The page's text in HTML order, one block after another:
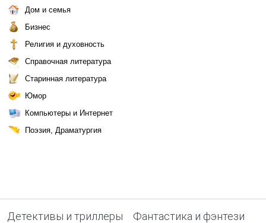
Дом и семья
Бизнес
Религия и духовность
Справочная литература
Старинная литература
Юмор
Компьютеры и Интернет
Поэзия, Драматургия
Детективы и триллеры Фантастика и фэнтези